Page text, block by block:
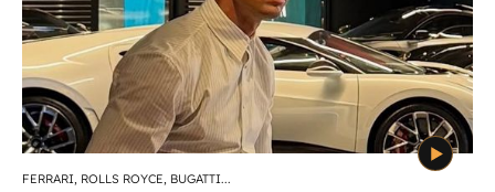
FERRARI, ROLLS ROYCE, BUGATTI...